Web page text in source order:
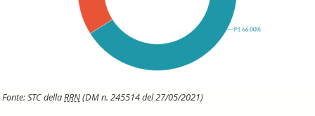
Fonte: STC dellaRRN(DM n. 245514 del 27/05/2021)